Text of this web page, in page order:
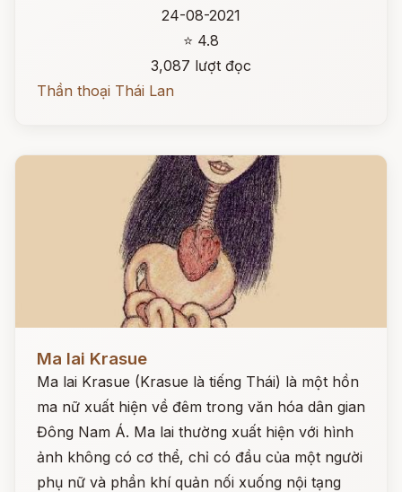
24-08-2021
⭐ 4.8
3,087 lượt đọc
Thần thoại Thái Lan
Ma lai Krasue
Ma lai Krasue (Krasue là tiếng Thái) là một hồn
ma nữ xuất hiện về đêm trong văn hóa dân gian
Đông Nam Á. Ma lai thường xuất hiện với hình
ảnh không có cơ thể, chỉ có đầu của một người
phụ nữ và phần khí quản nối xuống nội tạng